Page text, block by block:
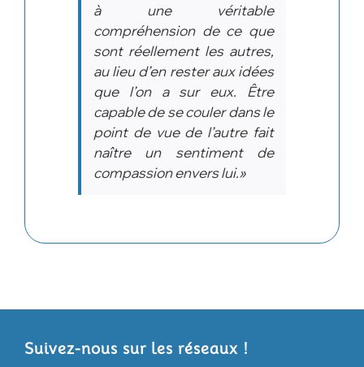
à une véritable
compréhension de ce que
sont réellement les autres,
au lieu d’en rester aux idées
que l’on a sur eux. Être
capable de se couler dans le
point de vue de l’autre fait
naître un sentiment de
compassion envers lui.»
Suivez-nous sur les réseaux !